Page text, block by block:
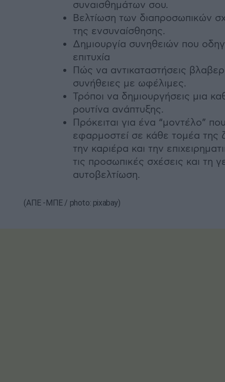
συναισθημάτων σου.
Βελτίωση των διαπροσωπικών
της ενσυναίσθησης.
Δημιουργία συνηθειών που
επιτυχία
Πώς να αντικαταστήσεις
συνήθειες με ωφέλιμες.
Τρόποι να δημιουργήσεις μια
ρουτίνα ανάπτυξης.
Πρόκειται για ένα “μοντέλο”
εφαρμοστεί σε κάθε τομέα
την καριέρα και την
τις προσωπικές σχέσεις και τη
αυτοβελτίωση.
(ΑΠΕ -ΜΠΕ / photo: pixabay)